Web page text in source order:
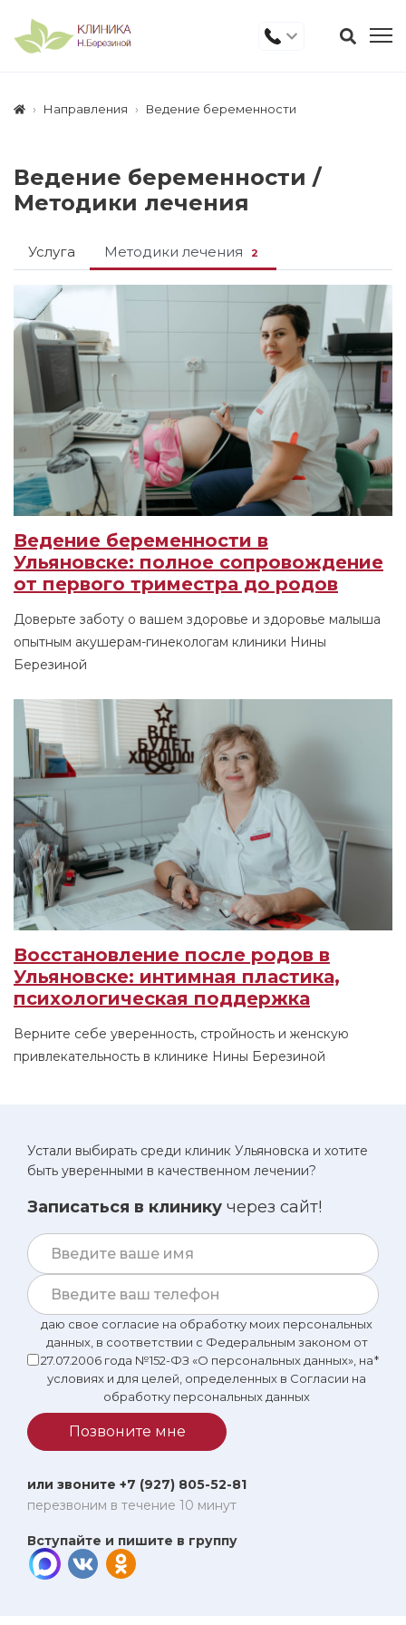
Направления Ведение беременности
Ведение беременности /
Методики лечения
Услуга Методики лечения 2
Ведение беременности в
Ульяновске: полное сопровождение
от первого триместра до родов
Доверьте заботу о вашем здоровье и здоровье малыша
опытным акушерам-гинекологам клиники Нины
Березиной
Восстановление после родов в
Ульяновске: интимная пластика,
психологическая поддержка
Верните себе уверенность, стройность и женскую
привлекательность в клинике Нины Березиной
Устали выбирать среди клиник Ульяновска и хотите
быть уверенными в качественном лечении?
Записаться в клинику через сайт!
даю свое согласие на обработку моих персональных
данных, в соответствии с Федеральным законом от
27.07.2006 года №152-ФЗ «О персональных данных», на
условиях и для целей, определенных в Согласии на
обработку персональных данных
*
Позвоните мне
или звоните +7 (927) 805-52-81
перезвоним в течение 10 минут
Вступайте и пишите в группу